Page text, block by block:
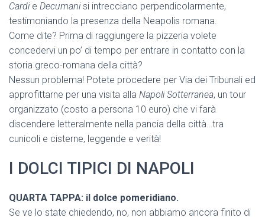
Cardie Decumanisi intrecciano perpendicolarmente,
testimoniando la presenza della Neapolis romana.
Come dite? Prima di raggiungere la pizzeria volete
concedervi un po’ di tempo per entrare in contatto con la
storia greco-romana della città?
Nessun problema! Potete procedere per Via dei Tribunali ed
approfittarne per una visita alla Napoli Sotterranea, un tour
organizzato (costo a persona 10 euro) che vi farà
discendere letteralmente nella pancia della città…tra
cunicoli e cisterne, leggende e verità!
I DOLCI TIPICI DI NAPOLI
QUARTA TAPPA: il dolce pomeridiano.
Se ve lo state chiedendo, no, non abbiamo ancora finito di